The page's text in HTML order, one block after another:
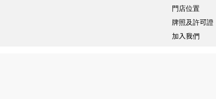
門店位置
牌照及許可證
加入我們